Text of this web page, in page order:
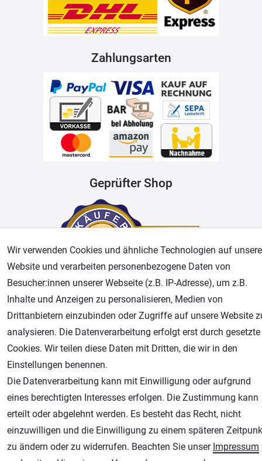
Zahlungsarten
Geprüfter Shop
AGB Widerrufsrecht Datenschutz Impressum
Unsere weiteren Shops:
Airbrush-City
Fachhandel für: Airbrushpistolen, Kompressoren, Airbrushfarben
Modellbau-City
Modellbau Shop
Plotter-City
Schneideplotter, Transferpressen, Siebdruck und Plotterfolien
Wir verwenden Cookies und ähnliche Technologien auf
Website und verarbeiten personenbezogene Daten von
Besucher:innen unserer Webseite (z.B. IP-Adresse), um z.B.
Inhalte und Anzeigen zu personalisieren, Medien von
Drittanbietern einzubinden oder Zugriffe auf unsere Website
analysieren. Die Datenverarbeitung erfolgt erst durch gesetzte
Cookies. Wir teilen diese Daten mit Dritten, die wir in den
Einstellungen benennen.
Die Datenverarbeitung kann mit Einwilligung oder aufgrund
eines berechtigten Interesses erfolgen. Die Zustimmung kann
erteilt oder abgelehnt werden. Es besteht das Recht, nicht
einzuwilligen und die Einwilligung zu einem späteren
zu ändern oder zu widerrufen. Beachten Sie unser Impressum